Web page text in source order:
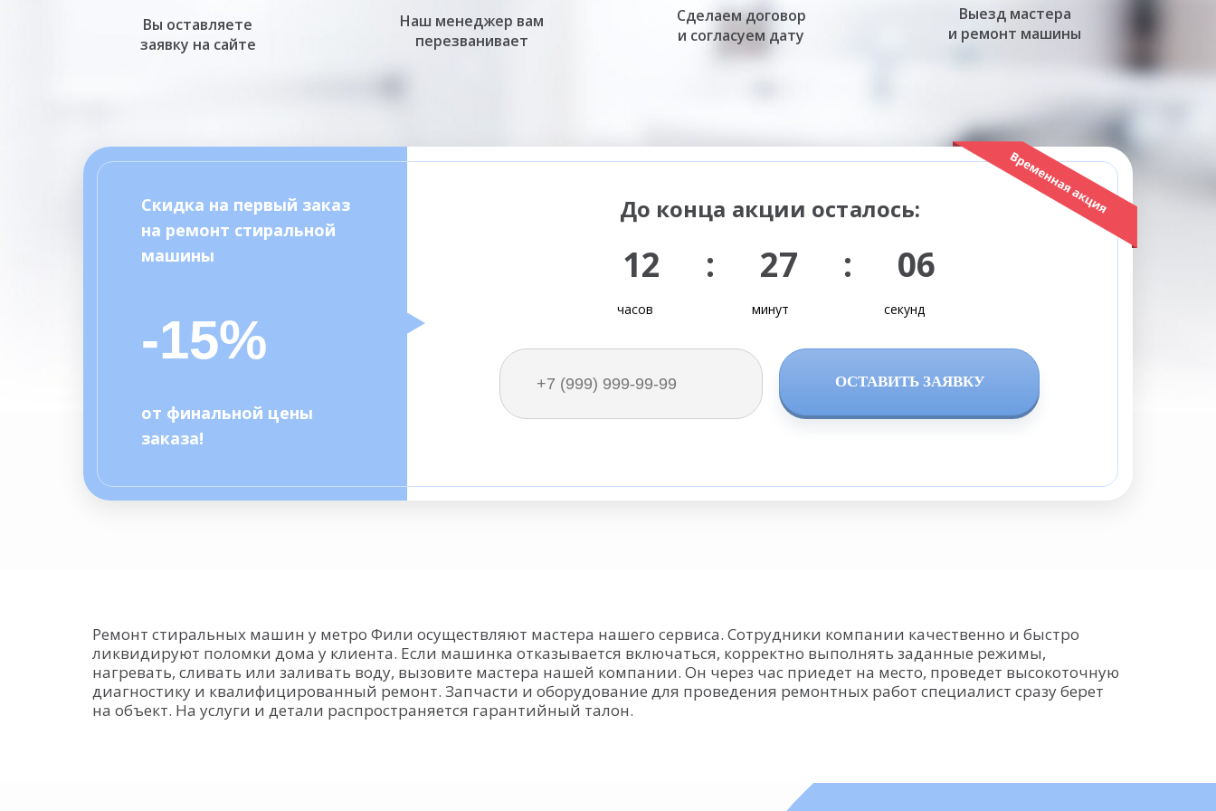
12 : 27 : 05
До конца акции осталось:
Скидка на первый заказ
на ремонт стиральной
машины
от финальной цены
заказа!
-15%
ОСТАВИТЬ ЗАЯВКУ
секунд
минут
часов
Выезд мастера
и ремонт машины
Сделаем договор
и согласуем дату
Наш менеджер вам
перезванивает
Вы оставляете
заявку на сайте
Ремонт стиральных машин у метро Фили осуществляют мастера нашего сервиса. Сотрудники компании качественно и быстро
ликвидируют поломки дома у клиента. Если машинка отказывается включаться, корректно выполнять заданные режимы,
нагревать, сливать или заливать воду, вызовите мастера нашей компании. Он через час приедет на место, проведет высокоточную
диагностику и квалифицированный ремонт. Запчасти и оборудование для проведения ремонтных работ специалист сразу берет
на объект. На услуги и детали распространяется гарантийный талон.